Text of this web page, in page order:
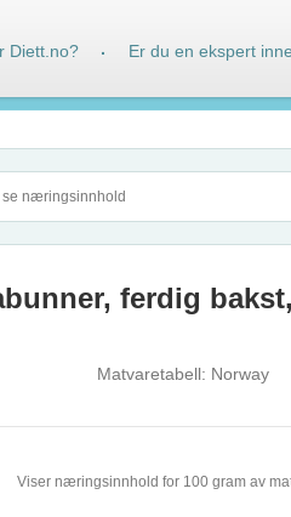
ferdig
Matvaretabell: Norway
Viser næringsinnhold for 100 gram av
Diett.no? · Er du en ekspert